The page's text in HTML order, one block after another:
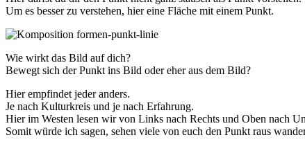
Um es besser zu verstehen, hier eine Fläche mit einem Punkt.
Wie wirkt das Bild auf dich?
Bewegt sich der Punkt ins Bild oder eher aus dem Bild?
Hier empfindet jeder anders.
Je nach Kulturkreis und je nach Erfahrung.
Hier im Westen lesen wir von Links nach Rechts und Oben nach
Somit würde ich sagen, sehen viele von euch den Punkt raus